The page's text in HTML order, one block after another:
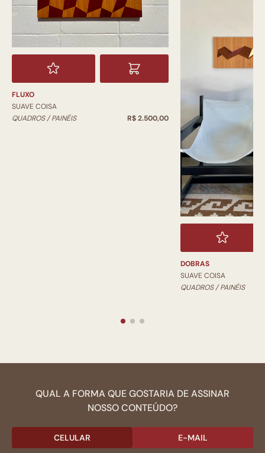
FLUXO
SUAVE COISA
QUADROS / PAINÉIS
R$ 2.500,00
DOBRAS
SUAVE COISA
QUADROS / PAINÉIS
QUAL A FORMA QUE GOSTARIA DE ASSINAR
NOSSO CONTEÚDO?
CELULAR E-MAIL